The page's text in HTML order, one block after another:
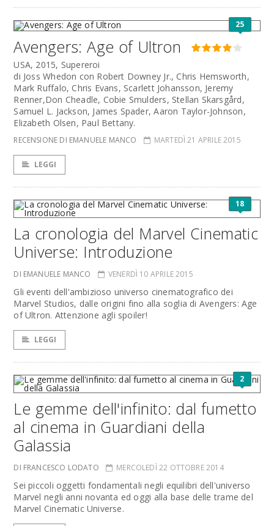
25
Avengers: Age of Ultron
USA, 2015, Supereroi
di Joss Whedon con Robert Downey Jr., Chris Hemsworth,
Mark Ruffalo, Chris Evans, Scarlett Johansson, Jeremy
Renner,Don Cheadle, Cobie Smulders, Stellan Skarsgård,
Samuel L. Jackson, James Spader, Aaron Taylor-Johnson,
Elizabeth Olsen, Paul Bettany.
RECENSIONE DI EMANUELE MANCO MARTEDÌ 21 APRILE 2015
LEGGI
18
La cronologia del Marvel Cinematic
Universe: Introduzione
DI EMANUELE MANCO VENERDÌ 10 APRILE 2015
Gli eventi dell'ambizioso universo cinematografico dei
Marvel Studios, dalle origini fino alla soglia di Avengers: Age
of Ultron. Attenzione agli spoiler!
LEGGI
2
Le gemme dell'infinito: dal fumetto
al cinema in Guardiani della
Galassia
DI FRANCESCO LODATO MERCOLEDÌ 22 OTTOBRE 2014
Sei piccoli oggetti fondamentali negli equilibri dell'universo
Marvel negli anni novanta ed oggi alla base delle trame del
Marvel Cinematic Universe.